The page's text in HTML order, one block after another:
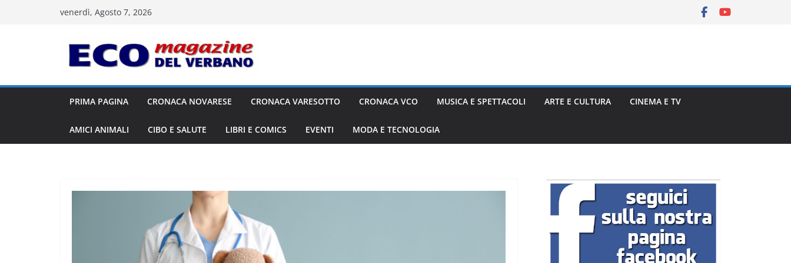
venerdì, Agosto 7, 2026
PRIMA PAGINA CRONACA NOVARESE CRONACA VARESOTTO CRONACA VCO MUSICA E SPETTACOLI ARTE E CULTURA CINEMA E TV
AMICI ANIMALI CIBO E SALUTE LIBRI E COMICS EVENTI MODA E TECNOLOGIA